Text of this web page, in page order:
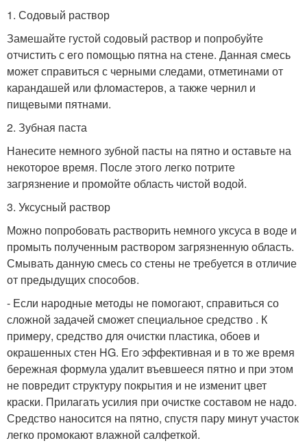
1. Содовый раствор
Замешайте густой содовый раствор и попробуйте
отчистить с его помощью пятна на стене. Данная смесь
может справиться с черными следами, отметинами от
карандашей или фломастеров, а также чернил и
пищевыми пятнами.
2. Зубная паста
Нанесите немного зубной пасты на пятно и оставьте на
некоторое время. После этого легко потрите
загрязнение и промойте область чистой водой.
3. Уксусный раствор
Можно попробовать растворить немного уксуса в воде и
промыть полученным раствором загрязненную область.
Смывать данную смесь со стены не требуется в отличие
от предыдущих способов.
- Если народные методы не помогают, справиться со
сложной задачей сможет специальное средство . К
примеру, средство для очистки пластика, обоев и
окрашенных стен HG. Его эффективная и в то же время
бережная формула удалит въевшееся пятно и при этом
не повредит структуру покрытия и не изменит цвет
краски. Прилагать усилия при очистке составом не надо.
Средство наносится на пятно, спустя пару минут участок
легко промокают влажной салфеткой.